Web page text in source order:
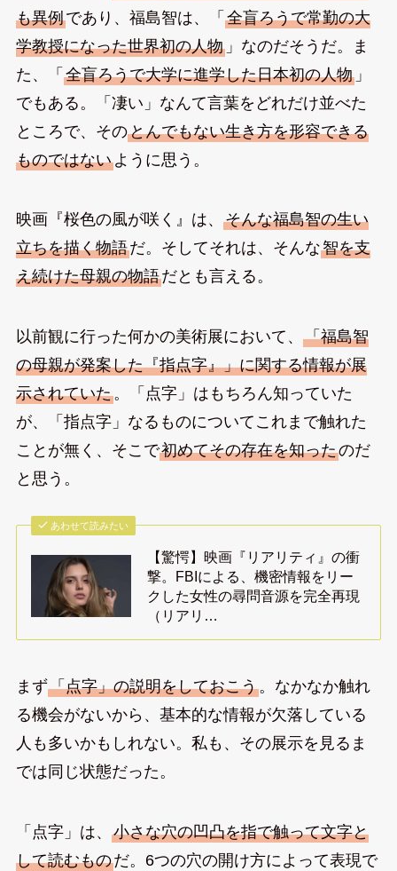
も異例であり、福島智は、「 全盲ろうで常勤の大
学教授になった世界初の人物」なのだそうだ。ま
た、「 全盲ろうで大学に進学した日本初の人物」
でもある。「凄い」なんて言葉をどれだけ並べた
ところで、そのとんでもない生き方を形容できる
ものではないように思う。
映画『桜色の風が咲く』は、 そんな福島智の生い
立ちを描く物語だ。そしてそれは、そんな智を支
え続けた母親の物語だとも言える。
以前観に行った何かの美術展において、 「福島智
の母親が発案した『指点字』」に関する情報が展
示されていた。「点字」はもちろん知っていた
が、「指点字」なるものについてこれまで触れた
ことが無く、そこで初めてその存在を知ったのだ
と思う。
あわせて読みたい
【驚愕】映画『リアリティ』の衝
撃。FBIによる、機密情報をリー
クした女性の尋問音源を完全再現
（リアリ…
まず「点字」の説明をしておこう。なかなか触れ
る機会がないから、基本的な情報が欠落している
人も多いかもしれない。私も、その展示を見るま
では同じ状態だった。
「点字」は、 小さな穴の凹凸を指で触って文字と
して読むものだ。6つの穴の開け方によって表現で